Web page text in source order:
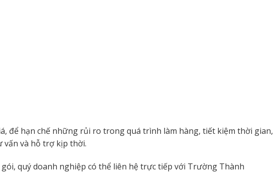
để hạn chế những rủi ro trong quá trình làm hàng, tiết kiệm thời gian,
và hỗ trợ kịp thời.
quý doanh nghiệp có thể liên hệ trực tiếp với Trường Thành